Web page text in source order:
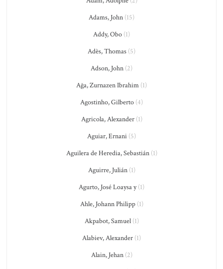
Adams, John (15)
Addy, Obo (1)
Adès, Thomas (5)
Adson, John (2)
Ağa, Zurnazen Ibrahim (1)
Agostinho, Gilberto (4)
Agricola, Alexander(1)
Aguiar, Ernani (5)
Aguilera de Heredia, Sebastián(1)
Aguirre, Julián(1)
Agurto, José Loaysa y(1)
Ahle, Johann Philipp(1)
Akpabot, Samuel(1)
Alabiev, Alexander (1)
Alain, Jehan(2)